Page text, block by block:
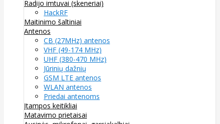
Radijo imtuvai (skeneriai)
HackRF
Maitinimo šaltiniai
Antenos
CB (27MHz) antenos
VHF (49-174 MHz)
UHF (380-470 MHz)
Jūrinių dažnių
GSM LTE antenos
WLAN antenos
Priedai antenoms
Įtampos keitikliai
Matavimo prietaisai